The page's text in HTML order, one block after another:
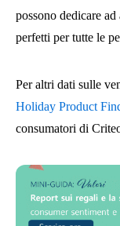
possono dedicare
perfetti per tutte le
Per altri dati sulle
Holiday Product
consumatori di